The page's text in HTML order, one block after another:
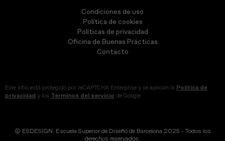
Condiciones de uso
Política de cookies
Políticas de privacidad
Oficina de Buenas Prácticas
Contacto
Este sitio está protegido por reCAPTCHA Enterprise y se aplican la Política de
privacidad y los Términos del servicio de Google.
© ESDESIGN. Escuela Superior de Diseño de Barcelona 2025 - Todos los
derechos reservados.